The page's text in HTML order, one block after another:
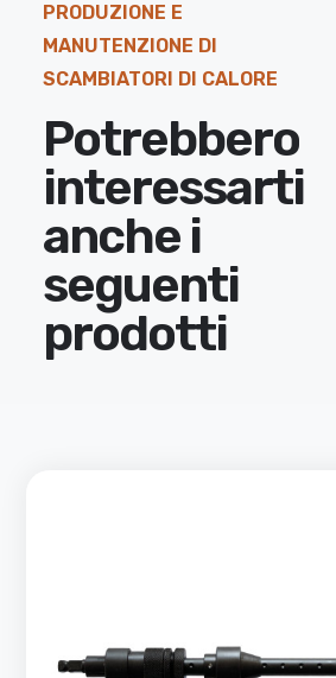
PRODUZIONE E
MANUTENZIONE DI
SCAMBIATORI DI CALORE
Potrebbero
interessarti
anche i
seguenti
prodotti